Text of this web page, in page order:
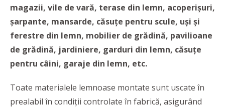
magazii, vile de vară, terase din lemn, acoperișuri,
șarpante, mansarde, căsuțe pentru scule, uși și
ferestre din lemn, mobilier de grădină, pavilioane
de grădină, jardiniere, garduri din lemn, căsuțe
pentru câini, garaje din lemn, etc.
Toate materialele lemnoase montate sunt uscate în
prealabil în condiții controlate în fabrică, asigurând